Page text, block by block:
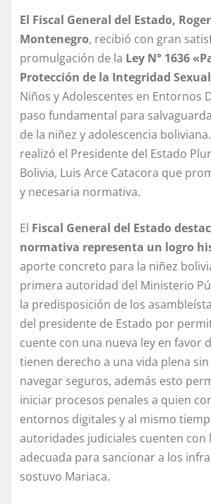
El Fiscal General del Estado,
Montenegro, recibió con gran
promulgación de la Ley N° 1636
Protección de la Integridad
Niños y Adolescentes en Entornos
paso fundamental para
de la niñez y adolescencia
realizó el Presidente del Estado
Bolivia, Luis Arce Catacora que
y necesaria normativa.
El Fiscal General del Estado
normativa representa un logro
aporte concreto para la niñez
primera autoridad del Ministerio
la predisposición de los
del presidente de Estado por
cuente con una nueva ley en favor
tienen derecho a una vida plena sin
navegar seguros, además esto
iniciar procesos penales a quien
entornos digitales y al mismo
autoridades judiciales cuenten con
adecuada para sancionar a los
sostuvo Mariaca.